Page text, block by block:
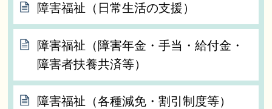
障害福祉（日常生活の支援）
障害福祉（障害年金・手当・給付金・
障害者扶養共済等）
障害福祉（各種減免・割引制度等）